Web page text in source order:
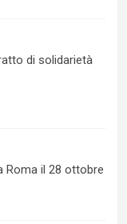
di solidarietà
Roma il 28 ottobre